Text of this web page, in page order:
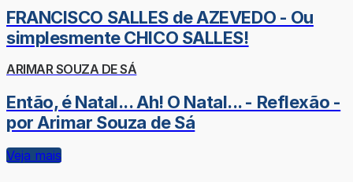
FRANCISCO SALLES de AZEVEDO - Ou
simplesmente CHICO SALLES!
ARIMAR SOUZA DE SÁ
Então, é Natal... Ah! O Natal... - Reflexão -
por Arimar Souza de Sá
Veja mais